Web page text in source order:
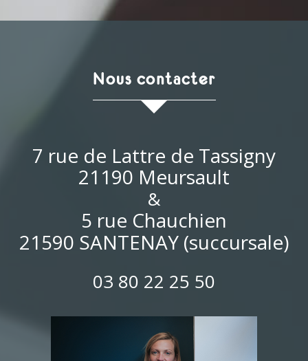
nous contacter
7 rue de Lattre de Tassigny
21190 Meursault
&
5 rue Chauchien
21590 SANTENAY (succursale)
03 80 22 25 50